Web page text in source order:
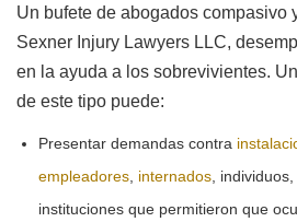
Un bufete de abogados compasivo
Sexner Injury Lawyers LLC,
en la ayuda a los sobrevivientes.
de este tipo puede:
Presentar demandas contra
empleadores internados ,
instituciones que permitieron que